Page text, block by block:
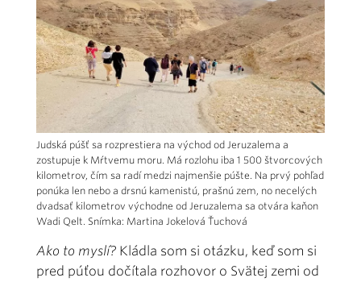
Judská púšť sa rozprestiera na východ od Jeruzalema a
zostupuje k Mŕtvemu moru. Má rozlohu iba 1 500 štvorcových
kilometrov, čím sa radí medzi najmenšie púšte. Na prvý pohľad
ponúka len nebo a drsnú kamenistú, prašnú zem, no necelých
dvadsať kilometrov východne od Jeruzalema sa otvára kaňon
Wadi Qelt. Snímka: Martina Jokelová Ťuchová
Ako to myslí? Kládla som si otázku, keď som si
pred púťou dočítala rozhovor o Svätej zemi od